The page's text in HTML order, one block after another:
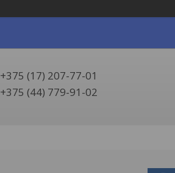
+375 (17) 207-77-01
+375 (44) 779-91-02